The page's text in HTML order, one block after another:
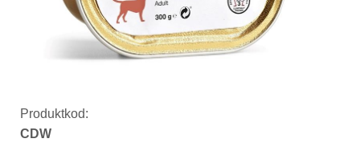
Produktkod:
CDW